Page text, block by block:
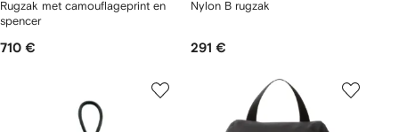
Rugzak met camouflageprint en
spencer
710 €
Nylon B rugzak
291 €